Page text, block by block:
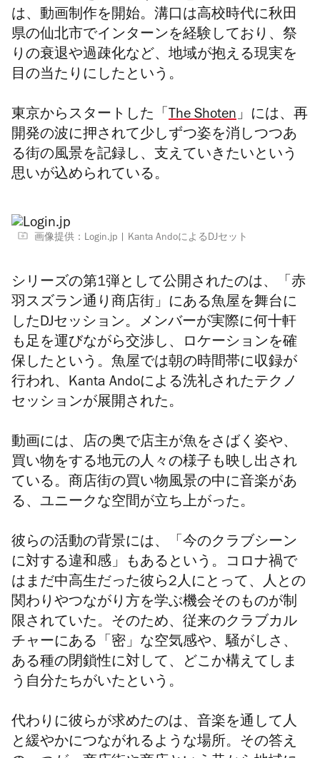
は、動画制作を開始。溝口は高校時代に秋田
県の仙北市でインターンを経験しており、祭
りの衰退や過疎化など、地域が抱える現実を
目の当たりにしたという。
東京からスタートした「 The Shoten」には、再
開発の波に押されて少しずつ姿を消しつつあ
る街の風景を記録し、支えていきたいという
思いが込められている。
画像提供：Login.jp Kanta AndoによるDJセット
シリーズの第1弾として公開されたのは、「赤
羽スズラン通り商店街」にある魚屋を舞台に
したDJセッション。メンバーが実際に何十軒
も足を運びながら交渉し、ロケーションを確
保したという。魚屋では朝の時間帯に収録が
行われ、 Kanta Andoによる洗礼されたテクノ
セッションが展開された。
動画には、店の奥で店主が魚をさばく姿や、
買い物をする地元の人々の様子も映し出され
ている。商店街の買い物風景の中に音楽があ
る、ユニークな空間が立ち上がった。
彼らの活動の背景には、「今のクラブシーン
に対する違和感」もあるという。コロナ禍で
はまだ中高生だった彼ら2人にとって、人との
関わりやつながり方を学ぶ機会そのものが制
限されていた。そのため、従来のクラブカル
チャーにある「密」な空気感や、騒がしさ、
ある種の閉鎖性に対して、どこか構えてしま
う自分たちがいたという。
代わりに彼らが求めたのは、音楽を通して人
と緩やかにつながれるような場所。その答え